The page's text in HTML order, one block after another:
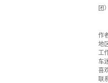
团）
作
地
工
车
喜
联